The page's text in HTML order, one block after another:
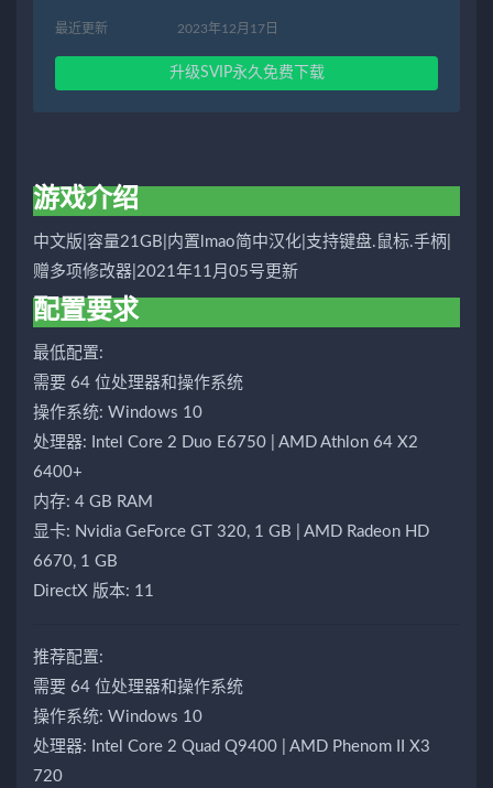
最近更新 2023年12月17日
升级SVIP永久免费下载
游戏介绍
中文版|容量21GB|内置lmao简中汉化|支持键盘.鼠标.手柄|
赠多项修改器|2021年11月05号更新
配置要求
最低配置:
需要 64 位处理器和操作系统
操作系统: Windows 10
处理器: Intel Core 2 Duo E6750 | AMD Athlon 64 X2
6400+
内存: 4 GB RAM
显卡: Nvidia GeForce GT 320, 1 GB | AMD Radeon HD
6670, 1 GB
DirectX 版本: 11
推荐配置:
需要 64 位处理器和操作系统
操作系统: Windows 10
处理器: Intel Core 2 Quad Q9400 | AMD Phenom II X3
720